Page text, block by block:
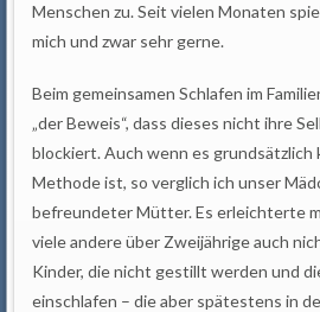
Menschen zu. Seit vielen Monaten
mich und zwar sehr gerne.
Beim gemeinsamen Schlafen im
„der Beweis“, dass dieses nicht ihre
blockiert. Auch wenn es
Methode ist, so verglich ich unser
befreundeter Mütter. Es erleichterte
viele andere über Zweijährige auch
Kinder, die nicht gestillt werden und
einschlafen – die aber spätestens in